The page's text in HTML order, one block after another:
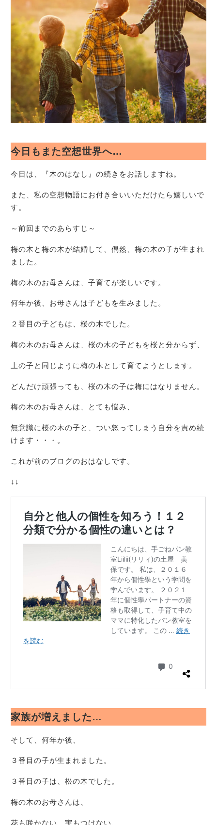
今日もまた空想世界へ…
今日は、『木のはなし』の続きをお話しますね。
また、私の空想物語にお付き合いいただけたら嬉しいで
す。
～前回までのあらすじ～
梅の木と梅の木が結婚して、偶然、梅の木の子が生まれ
ました。
梅の木のお母さんは、子育てが楽しいです。
何年か後、お母さんは子どもを生みました。
２番目の子どもは、桜の木でした。
梅の木のお母さんは、桜の木の子どもを桜と分からず、
上の子と同じように梅の木として育てようとします。
どんだけ頑張っても、桜の木の子は梅にはなりません。
梅の木のお母さんは、とても悩み、
無意識に桜の木の子と、つい怒ってしまう自分を責め続
けます・・・。
これが前のブログのおはなしです。
↓↓
家族が増えました…
そして、何年か後、
３番目の子が生まれました。
３番目の子は、松の木でした。
梅の木のお母さんは、
花も咲かない、実もつけない、